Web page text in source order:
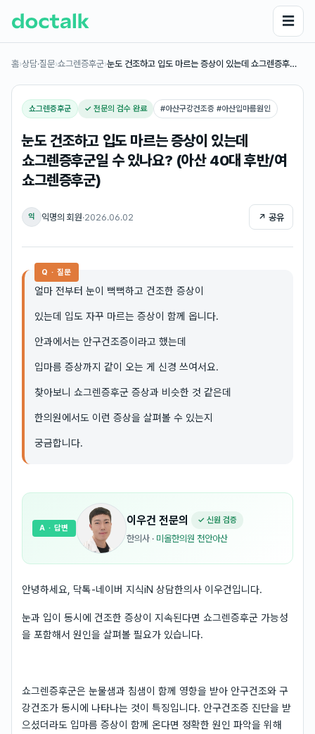
☰
홈›상담·질문›쇼그렌증후군›눈도 건조하고 입도 마르는 증상이 있는데 쇼그렌증후…
쇼그렌증후군 ✓ 전문의 검수 완료 #아산구강건조증 #아산입마름원인
눈도 건조하고 입도 마르는 증상이 있는데
쇼그렌증후군일 수 있나요? (아산 40대 후반/여
쇼그렌증후군)
익 익명의 회원·2026.06.02 ↗ 공유
Q · 질문
얼마 전부터 눈이 뻑뻑하고 건조한 증상이
있는데 입도 자꾸 마르는 증상이 함께 옵니다.
안과에서는 안구건조증이라고 했는데
입마름 증상까지 같이 오는 게 신경 쓰여서요.
찾아보니 쇼그렌증후군 증상과 비슷한 것 같은데
한의원에서도 이런 증상을 살펴볼 수 있는지
궁금합니다.
이우건 전문의 ✓ 신원 검증
한의사 · 미올한의원 천안아산
A · 답변
안녕하세요, 닥톡-네이버 지식iN 상담한의사 이우건입니다.
눈과 입이 동시에 건조한 증상이 지속된다면 쇼그렌증후군 가능성
을 포함해서 원인을 살펴볼 필요가 있습니다.
쇼그렌증후군은 눈물샘과 침샘이 함께 영향을 받아 안구건조와 구
강건조가 동시에 나타나는 것이 특징입니다. 안구건조증 진단을 받
으셨더라도 입마름 증상이 함께 온다면 정확한 원인 파악을 위해